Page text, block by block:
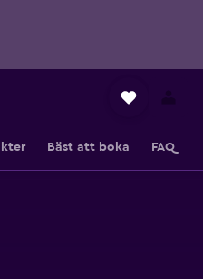
Bäst att boka FAQ